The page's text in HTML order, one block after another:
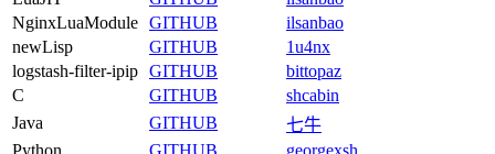
NginxLuaModule GITHUB
ilsanbao
newLisp
GITHUB
1u4nx
logstash-filter-ipip GITHUB
bittopaz
C
GITHUB
shcabin
Java
GITHUB
七牛
Python
GITHUB georgexsh